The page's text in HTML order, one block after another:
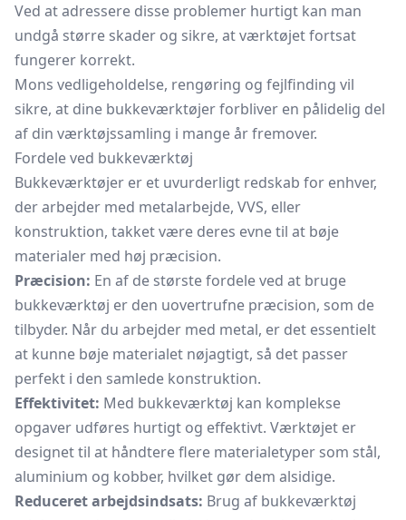
Ved at adressere disse problemer hurtigt kan man
undgå større skader og sikre, at værktøjet fortsat
fungerer korrekt.
Mons vedligeholdelse, rengøring og fejlfinding vil
sikre, at dine bukkeværktøjer forbliver en pålidelig del
af din værktøjssamling i mange år fremover.
Fordele ved bukkeværktøj
Bukkeværktøjer er et uvurderligt redskab for enhver,
der arbejder med metalarbejde, VVS, eller
konstruktion, takket være deres evne til at bøje
materialer med høj præcision.
Præcision: En af de største fordele ved at bruge
bukkeværktøj er den uovertrufne præcision, som de
tilbyder. Når du arbejder med metal, er det essentielt
at kunne bøje materialet nøjagtigt, så det passer
perfekt i den samlede konstruktion.
Effektivitet: Med bukkeværktøj kan komplekse
opgaver udføres hurtigt og effektivt. Værktøjet er
designet til at håndtere flere materialetyper som stål,
aluminium og kobber, hvilket gør dem alsidige.
Reduceret arbejdsindsats: Brug af bukkeværktøj